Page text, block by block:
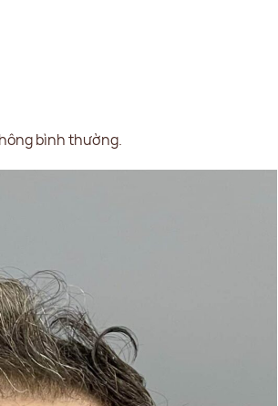
bình thường.